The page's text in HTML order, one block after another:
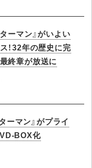
ーマン』がいよい
！32年の歴史に完
終章が放送に
ーマン』がプライ
BOX化